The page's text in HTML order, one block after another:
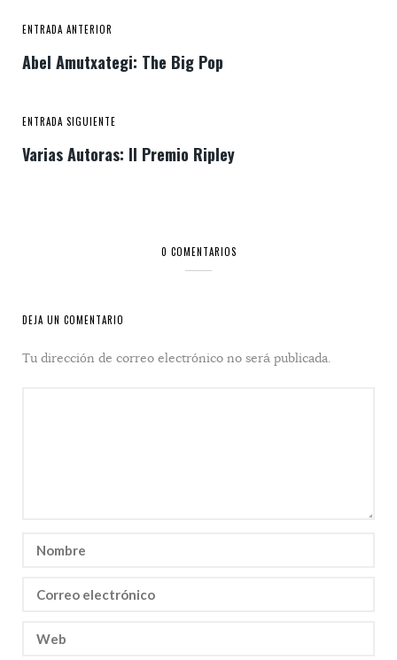
ENTRADA ANTERIOR
Abel Amutxategi: The Big Pop
ENTRADA SIGUIENTE
Varias Autoras: II Premio Ripley
0 COMENTARIOS
DEJA UN COMENTARIO
Tu dirección de correo electrónico no será publicada.